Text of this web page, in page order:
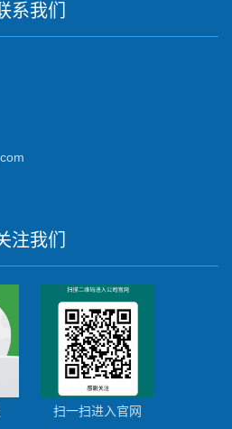
系我们
注我们
扫一扫进入官网